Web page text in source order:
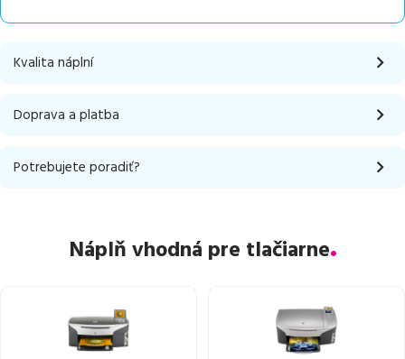
Kvalita náplní
Doprava a platba
Potrebujete poradiť?
Náplň vhodná pre tlačiarne